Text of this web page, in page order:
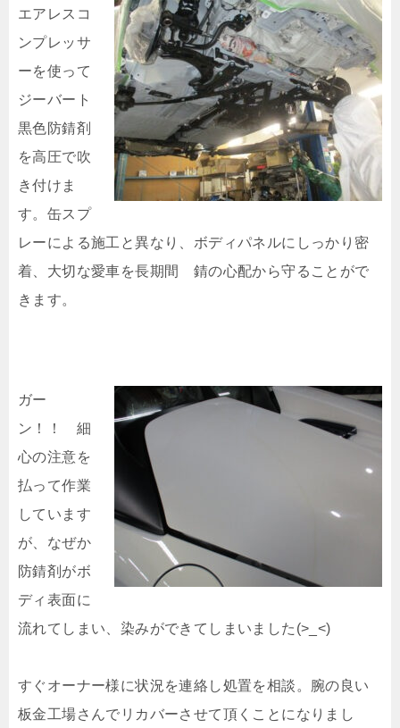
エアレスコ
ンプレッサ
ーを使って
ジーバート
黒色防錆剤
を高圧で吹
き付けま
す。缶スプ
レーによる施工と異なり、ボディパネルにしっかり密
着、大切な愛車を長期間 錆の心配から守ることがで
きます。
ガー
ン！！ 細
心の注意を
払って作業
しています
が、なぜか
防錆剤がボ
ディ表面に
流れてしまい、染みができてしまいました(>_<)
すぐオーナー様に状況を連絡し処置を相談。腕の良い
板金工場さんでリカバーさせて頂くことになりまし